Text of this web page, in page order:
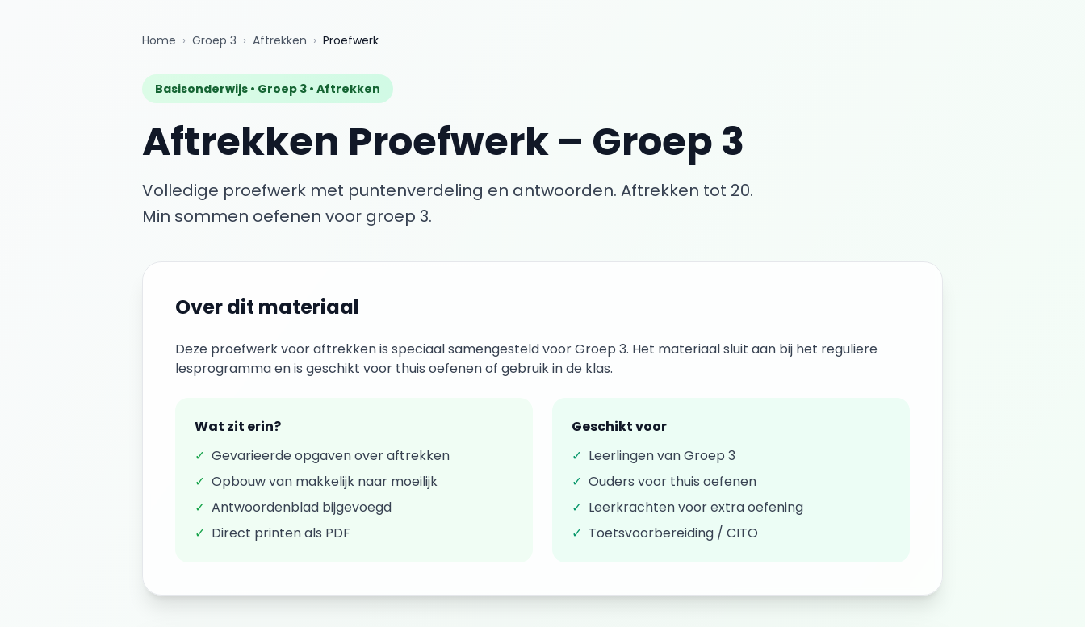
Home › Groep 3 › Aftrekken › Proefwerk
Basisonderwijs • Groep 3 • Aftrekken
Aftrekken Proefwerk– Groep 3
Volledige proefwerk met puntenverdeling en antwoorden. Aftrekken tot 20.
Min sommen oefenen voor groep 3.
Over dit materiaal
Deze proefwerkvooraftrekkenis speciaal samengesteld voorGroep 3. Het materiaal sluit aan bij het reguliere
lesprogramma en is geschikt voor thuis oefenen of gebruik in de klas.
Wat zit erin?
✓ Gevarieerde opgaven overaftrekken
✓ Opbouw van makkelijk naar moeilijk
✓ Antwoordenblad bijgevoegd
✓ Direct printen als PDF
Geschikt voor
✓ Leerlingen vanGroep 3
✓ Ouders voor thuis oefenen
✓ Leerkrachten voor extra oefening
✓ Toetsvoorbereiding / CITO